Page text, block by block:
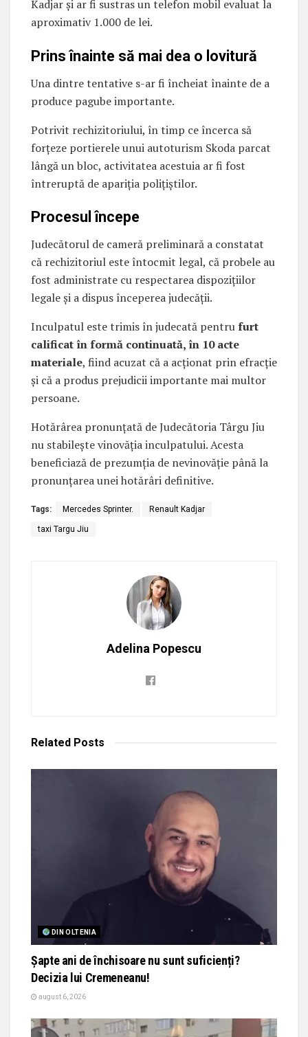
Kadjar și ar fi sustras un telefon mobil evaluat la
aproximativ 1.000 de lei.
Prins înainte să mai dea o lovitură
Una dintre tentative s-ar fi încheiat înainte de a
produce pagube importante.
Potrivit rechizitoriului, în timp ce încerca să
forțeze portierele unui autoturism Skoda parcat
lângă un bloc, activitatea acestuia ar fi fost
întreruptă de apariția polițiștilor.
Procesul începe
Judecătorul de cameră preliminară a constatat
că rechizitoriul este întocmit legal, că probele au
fost administrate cu respectarea dispozițiilor
legale și a dispus începerea judecății.
Inculpatul este trimis în judecată pentrufurt
calificat în formă continuată, în 10 acte
materiale, fiind acuzat că a acționat prin efracție
și că a produs prejudicii importante mai multor
persoane.
Hotărârea pronunțată de Judecătoria Târgu Jiu
nu stabilește vinovăția inculpatului. Acesta
beneficiază de prezumția de nevinovăție până la
pronunțarea unei hotărâri definitive.
Tags: Mercedes Sprinter. Renault Kadjar
taxi Targu Jiu
Adelina Popescu
Related Posts
DIN OLTENIA
Șapte ani de închisoare nu sunt suficienți?
Decizia lui Cremeneanu!
august 6, 2026